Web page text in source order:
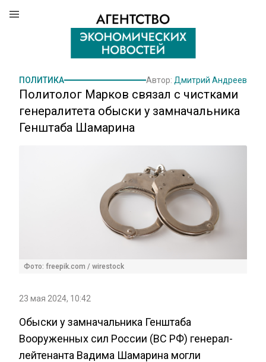
ПОЛИТИКА Автор: Дмитрий Андреев
Политолог Марков связал с чистками
генералитета обыски у замначальника
Генштаба Шамарина
Фото: freepik.com / wirestock
23 мая 2024, 10:42
Обыски у замначальника Генштаба
Вооруженных сил России (ВС РФ) генерал-
лейтенанта Вадима Шамарина могли